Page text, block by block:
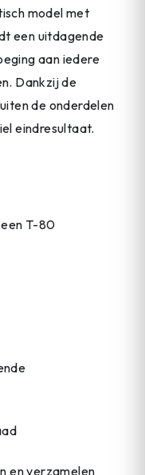
model met
een uitdagende
aan iedere
Dankzij de
de onderdelen
eindresultaat.
T-80
en verzamelen